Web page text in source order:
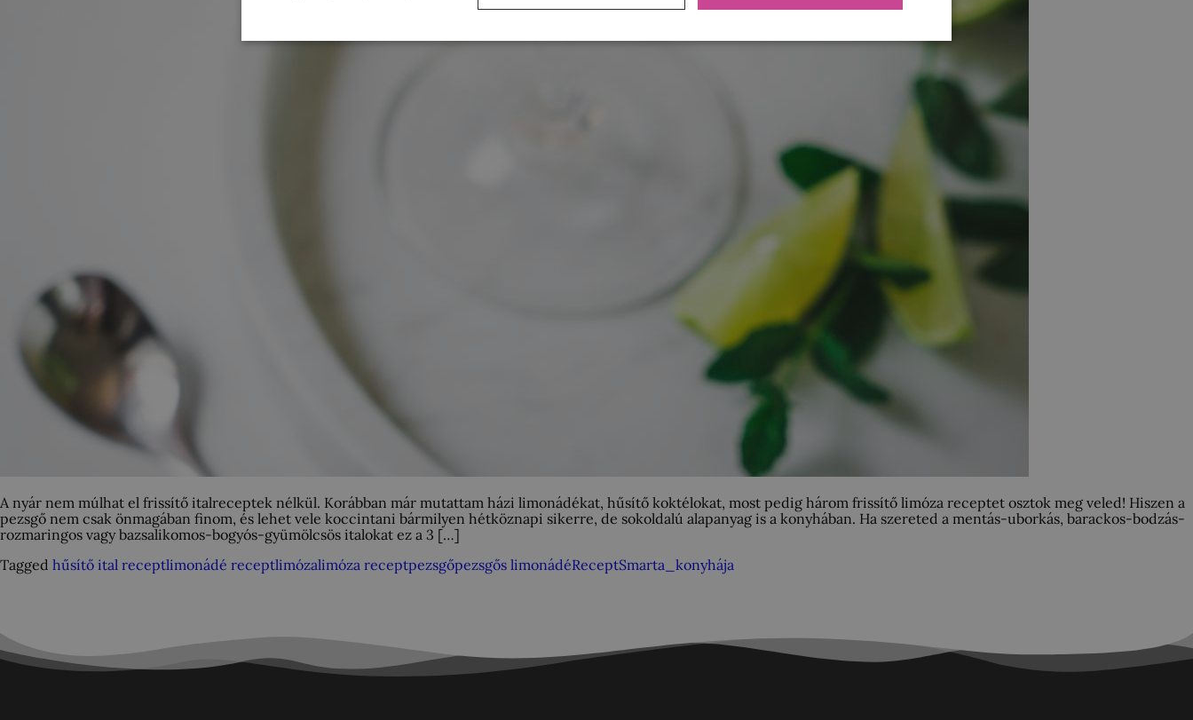
A nyár nem múlhat el frissítő italreceptek nélkül. Korábban már mutattam házi limonádékat, hűsítő koktélokat, most pedig három frissítő limóza receptet osztok meg veled! Hiszen a
pezsgő nem csak önmagában finom, és lehet vele koccintani bármilyen hétköznapi sikerre, de sokoldalú alapanyag is a konyhában. Ha szereted a mentás-uborkás, barackos-bodzás-
rozmaringos vagy bazsalikomos-bogyós-gyümölcsös italokat ez a 3 […]
Tagged hűsítő ital receptlimonádé receptlimózalimóza receptpezsgőpezsgős limonádéReceptSmarta_konyhája